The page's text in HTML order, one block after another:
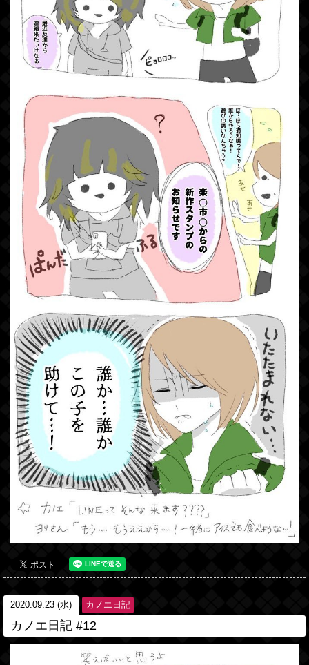
2020.09.23 (水) カノエ日記
カノエ日記 #12